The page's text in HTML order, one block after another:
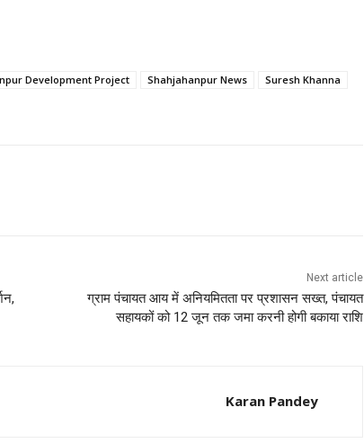
Development Project Shahjahanpur News
Suresh Khanna
Next article
ग्राम पंचायत आय में अनियमितता पर प्रशासन सख्त, पंचायत
सहायकों को 12 जून तक जमा करनी होगी बकाया राशि
Karan Pandey